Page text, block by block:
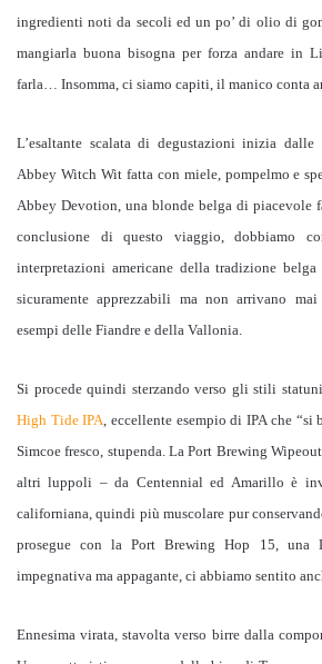
ingredienti noti da secoli ed un po’ di olio di
mangiarla buona bisogna per forza andare in
farla… Insomma, ci siamo capiti, il manico conta
L’esaltante scalata di degustazioni inizia
Abbey Witch Wit fatta con miele, pompelmo e
Abbey Devotion, una blonde belga di piacevole
conclusione di questo viaggio, dobbiamo
interpretazioni americane della tradizione
sicuramente apprezzabili ma non arrivano
esempi delle Fiandre e della Vallonia.
Si procede quindi sterzando verso gli stili
High Tide IPA , eccellente esempio di IPA che
Simcoe fresco, stupenda. La Port Brewing
altri luppoli – da Centennial ed Amarillo è
californiana, quindi più muscolare pur
prosegue con la Port Brewing Hop 15, una
impegnativa ma appagante, ci abbiamo sentito
Ennesima virata, stavolta verso birre dalla